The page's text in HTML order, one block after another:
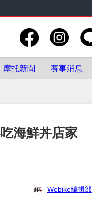
摩托新聞 賽事消息
海鮮丼店家
Webike編輯部